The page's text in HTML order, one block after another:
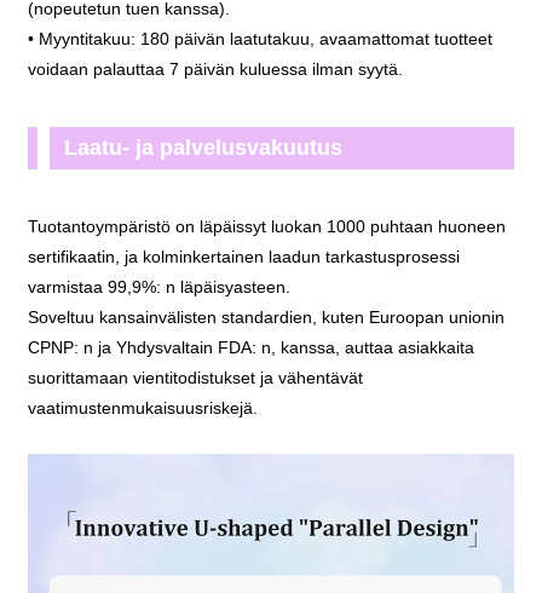
(nopeutetun tuen kanssa).
• Myyntitakuu: 180 päivän laatutakuu, avaamattomat tuotteet
voidaan palauttaa 7 päivän kuluessa ilman syytä.
Laatu- ja palvelusvakuutus
Tuotantoympäristö on läpäissyt luokan 1000 puhtaan huoneen
sertifikaatin, ja kolminkertainen laadun tarkastusprosessi
varmistaa 99,9%: n läpäisyasteen.
Soveltuu kansainvälisten standardien, kuten Euroopan unionin
CPNP: n ja Yhdysvaltain FDA: n, kanssa, auttaa asiakkaita
suorittamaan vientitodistukset ja vähentävät
vaatimustenmukaisuusriskejä.